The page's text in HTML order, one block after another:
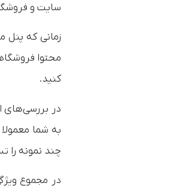
سایت و
زمانی که پنل
محتوا
کنید.
در بررسی‌های
چند نمونه را
در مجموع